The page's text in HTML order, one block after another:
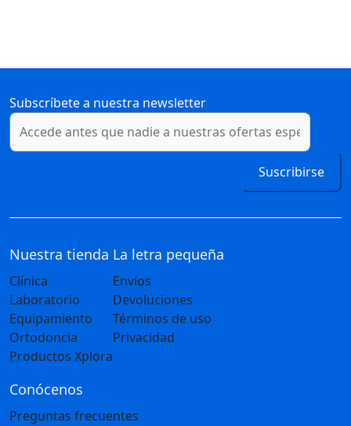
Subscríbete a nuestra newsletter
Suscribirse
Nuestra tienda
Clínica
Laboratorio
Equipamiento
Ortodoncia
Productos Xplora
La letra pequeña
Envíos
Devoluciones
Términos de uso
Privacidad
Conócenos
Preguntas frecuentes